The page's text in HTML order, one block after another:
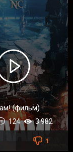
(фильм)
124 3 982
1